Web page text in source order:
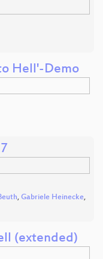
Hell'-Demo
, Gabriele Heinecke,
(extended)